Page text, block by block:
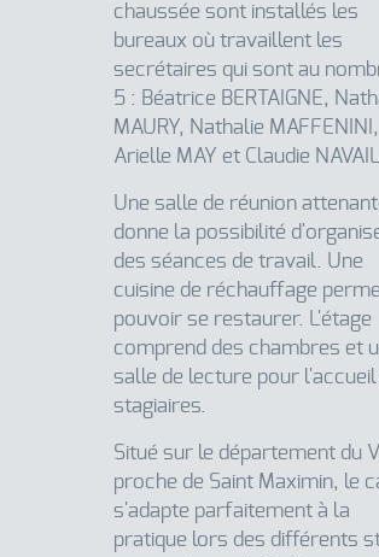
chaussée sont installés les
bureaux où travaillent les
secrétaires qui sont au
5 : Béatrice BERTAIGNE,
MAURY, Nathalie MAFFENINI,
Arielle MAY et Claudie
Une salle de réunion
donne la possibilité
des séances de travail. Une
cuisine de réchauffage
pouvoir se restaurer. L'étage
comprend des chambres et
salle de lecture pour l'accueil
stagiaires.
Situé sur le département du
proche de Saint Maximin, le
s'adapte parfaitement à la
pratique lors des différents